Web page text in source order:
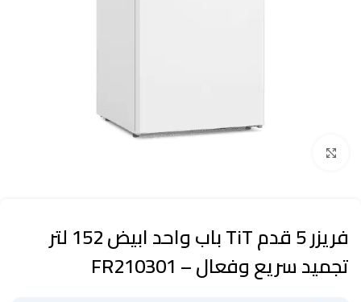
فريزر 5 قدم TiT باب واحد ابيض 152 لتر
تجميد سريع وفعال – FR210301